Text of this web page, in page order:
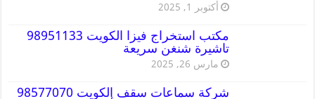
أكتوبر 1, 2025
مكتب استخراج فيزا الكويت 98951133
تاشيرة شنغن سريعة
مارس 26, 2025
شركة سماعات سقف الكويت 98577070